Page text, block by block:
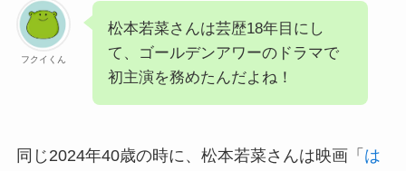
フクイくん
松本若菜さんは芸歴18年目にし
て、ゴールデンアワーのドラマで
初主演を務めたんだよね！
同じ2024年40歳の時に、松本若菜さんは映画「 は